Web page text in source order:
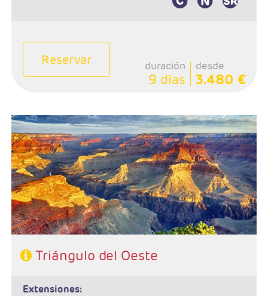
Reservar duración
9 días
desde
3.480 €
- Salida: Viernes
- Ruta: Los Angeles - Grand Canyon - Las Vegas -
Mammoth Lakes o Fresno - Yosemite - San Francisco
- Categoría hotelera: 3*- 4*
- Régimen: Alojamiento y desayuno
Triángulo del Oeste
extensiones: